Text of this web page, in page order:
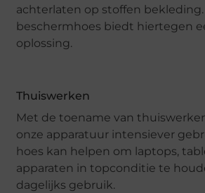
achterlaten op stoffen bekleding.
beschermhoes biedt hiertegen
oplossing.
Thuiswerken
Met de toename van
onze apparatuur intensiever
hoes kan helpen om laptops,
apparaten in topconditie te
dagelijks gebruik.